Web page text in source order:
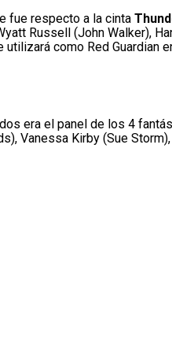
fue respecto a la cinta
Russell (John Walker),
como Red Guardian
era el panel de los 4
Vanessa Kirby (Sue